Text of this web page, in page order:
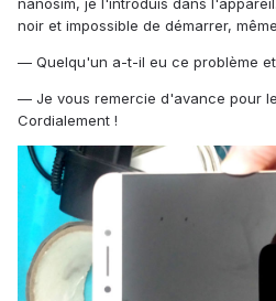
nanosim, je l'introduis dans
noir et impossible de démarrer,
— Quelqu'un a-t-il eu ce problème
— Je vous remercie d'avance pour
Cordialement !